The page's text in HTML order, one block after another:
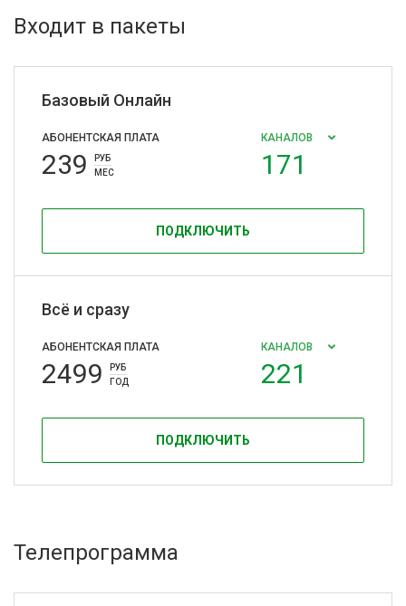
Входит в пакеты
Базовый Онлайн
АБОНЕНТСКАЯ ПЛАТА
239
РУБ
МЕС
КАНАЛОВ
171
ПОДКЛЮЧИТЬ
Всё и сразу
АБОНЕНТСКАЯ ПЛАТА
2499
РУБ
ГОД
КАНАЛОВ
221
ПОДКЛЮЧИТЬ
Телепрограмма